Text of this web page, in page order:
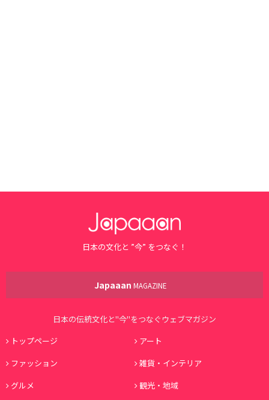
日本の文化と ”今” をつなぐ！
Japaaan MAGAZINE
日本の伝統文化と"今"をつなぐウェブマガジン
トップページ
アート
ファッション
雑貨・インテリア
グルメ
観光・地域